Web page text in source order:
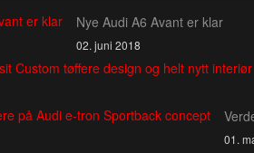
Nye Audi A6 Avant er klar
02. juni 2018
01.